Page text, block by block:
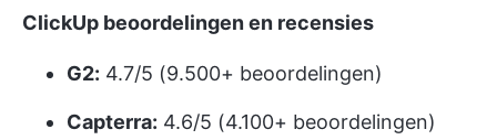
ClickUp beoordelingen en recensies
G2: 4.7/5 (9.500+ beoordelingen)
Capterra: 4.6/5 (4.100+ beoordelingen)